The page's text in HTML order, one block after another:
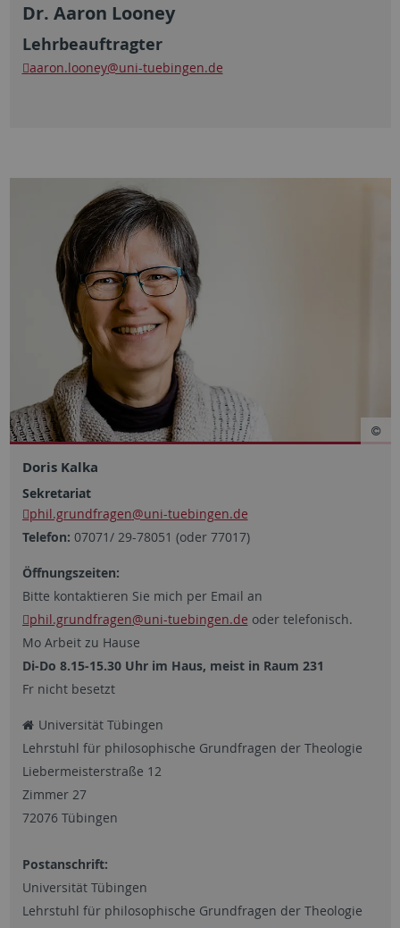
Dr. Aaron Looney
Lehrbeauftragter
aaron.looney@uni-tuebingen.de
Doris Kalka
Sekretariat
phil.grundfragen@uni-tuebingen.de
Telefon: 07071/ 29-78051 (oder 77017)
Öffnungszeiten:
Bitte kontaktieren Sie mich per Email an
phil.grundfragen@uni-tuebingen.de oder telefonisch.
Mo Arbeit zu Hause
Di-Do 8.15-15.30 Uhr im Haus, meist in Raum 231
Fr nicht besetzt
Universität Tübingen
Lehrstuhl für philosophische Grundfragen der Theologie
Liebermeisterstraße 12
Zimmer 27
72076 Tübingen
Postanschrift:
Universität Tübingen
Lehrstuhl für philosophische Grundfragen der Theologie